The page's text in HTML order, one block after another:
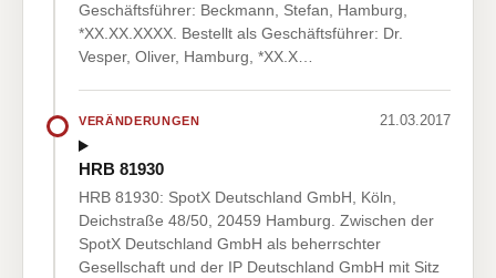
Geschäftsführer: Beckmann, Stefan, Hamburg,
*XX.XX.XXXX. Bestellt als Geschäftsführer: Dr.
Vesper, Oliver, Hamburg, *XX.X…
VERÄNDERUNGEN 21.03.2017
HRB 81930
HRB 81930: SpotX Deutschland GmbH, Köln,
Deichstraße 48/50, 20459 Hamburg. Zwischen der
SpotX Deutschland GmbH als beherrschter
Gesellschaft und der IP Deutschland GmbH mit Sitz